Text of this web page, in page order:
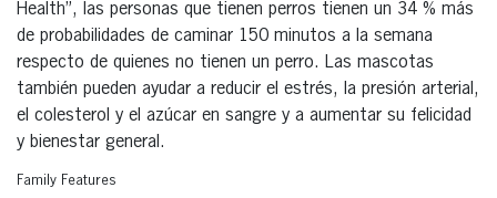
Health”, las personas que tienen perros tienen un 34 % más
de probabilidades de caminar 150 minutos a la semana
respecto de quienes no tienen un perro. Las mascotas
también pueden ayudar a reducir el estrés, la presión arterial,
el colesterol y el azúcar en sangre y a aumentar su felicidad
y bienestar general.
Family Features